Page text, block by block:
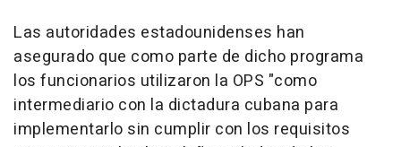
Las autoridades estadounidenses han
asegurado que como parte de dicho programa
los funcionarios utilizaron la OPS "como
intermediario con la dictadura cubana para
implementarlo sin cumplir con los requisitos